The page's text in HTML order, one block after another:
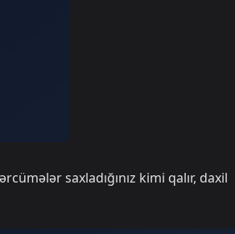
saxladığınız kimi qalır, daxil